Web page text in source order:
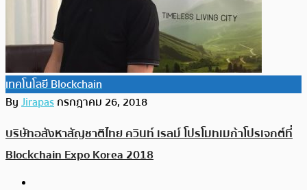
เทคโนโลยี Blockchain
ByJirapasกรกฎาคม 26, 2018
บริษัทอสังหาสัญชาติไทย ควินท์ เรลม์ โปรโมทเมก้าโปรเจกต์ที่
Blockchain Expo Korea 2018